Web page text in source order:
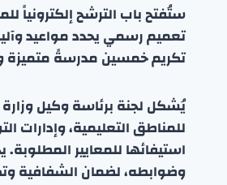
ستُفتح باب الترشح إلكترونياً
تعميم رسمي يحدد مواعيد
تكريم خمسين مدرسةً متميزة
يُشكل لجنة برئاسة وكيل
للمناطق التعليمية، وإدارات
استيفائها للمعايير
وضوابطه، لضمان الشفافية